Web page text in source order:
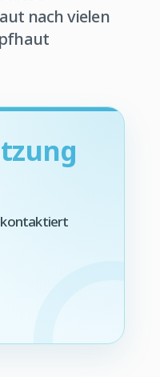
nach vielen
kontaktiert